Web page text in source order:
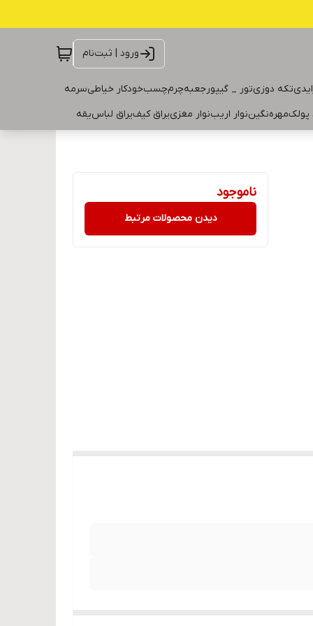
ورود | ثبت‌نام
تکه دوزیتور _ گیپورجعبهچرمچسبخودکار خیاطیسرمه
پولکمهرهنگیننوار اریبنوار مغزییراق کیفیراق لباسیقه
ناموجود
دیدن محصولات مرتبط